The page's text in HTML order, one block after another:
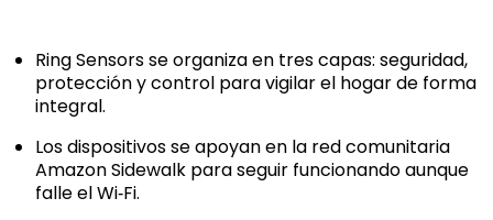
Ring Sensors se organiza en tres capas: seguridad,
protección y control para vigilar el hogar de forma
integral.
Los dispositivos se apoyan en la red comunitaria
Amazon Sidewalk para seguir funcionando aunque
falle el Wi‑Fi.